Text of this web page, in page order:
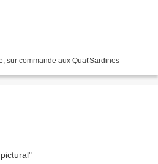
sur commande aux Quat'Sardines